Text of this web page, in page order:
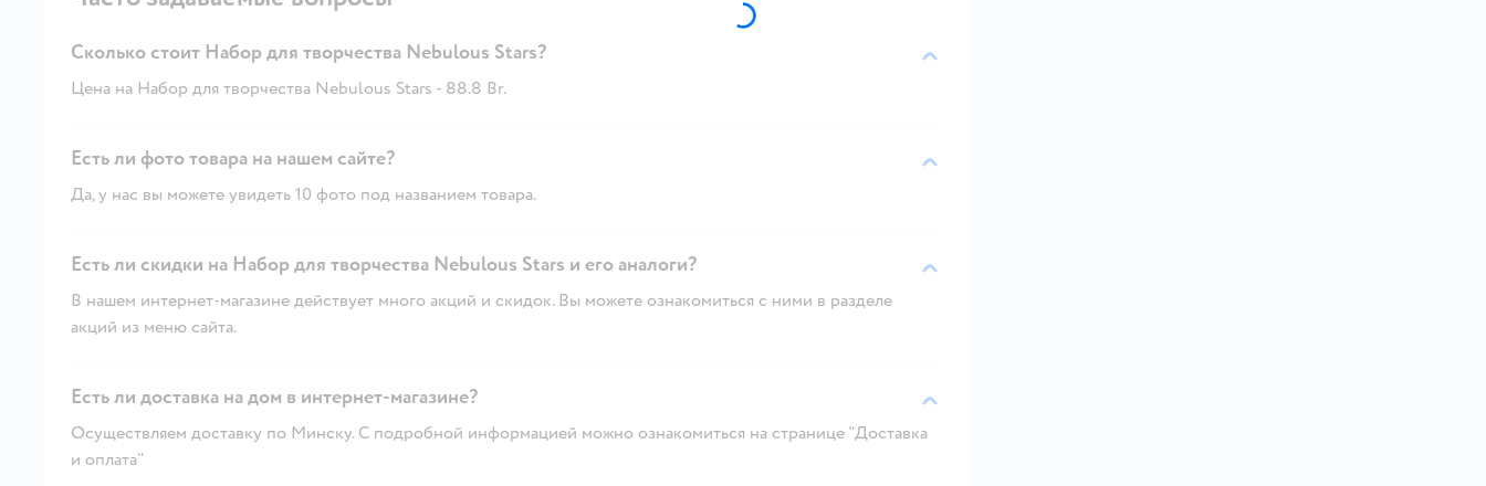
Сколько стоит Набор для творчества Nebulous Stars?
Цена на Набор для творчества Nebulous Stars - 88.8 Br.
Есть ли фото товара на нашем сайте?
Да, у нас вы можете увидеть 10 фото под названием товара.
Есть ли скидки на Набор для творчества Nebulous Stars и его аналоги?
В нашем интернет-магазине действует много акций и скидок. Вы можете ознакомиться с ними в разделе
акций из меню сайта.
Есть ли доставка на дом в интернет-магазине?
Осуществляем доставку по Минску. С подробной информацией можно ознакомиться на странице "Доставка
и оплата"